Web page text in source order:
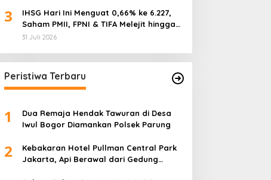
3
IHSG Hari Ini Menguat 0,66% ke 6.227,
Saham PMII, FPNI & TIFA Melejit hingga
28%! Ini Daftar Saham Paling Cuan &
31 Juli 2026
Peristiwa Terbaru
1
Dua Remaja Hendak Tawuran di Desa
Iwul Bogor Diamankan Polsek Parung
2
Kebakaran Hotel Pullman Central Park
Jakarta, Api Berawal dari Gedung